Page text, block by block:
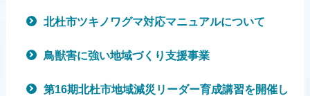
北杜市ツキノワグマ対応マニュアルについて
鳥獣害に強い地域づくり支援事業
第16期北杜市地域減災リーダー育成講習を開催し